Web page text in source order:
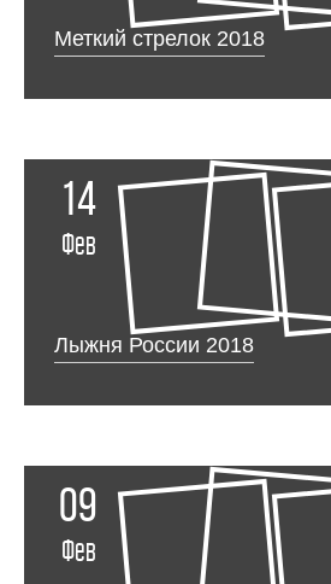
Меткий стрелок 2018
14
Фев
Лыжня России 2018
09
Фев